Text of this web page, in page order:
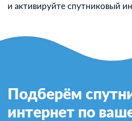
и активируйте спутниковый
Подберём
интернет по